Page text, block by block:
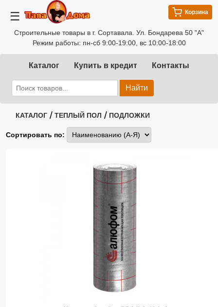
☰
Строительные товары в г. Сортавала. Ул. Бондарева 50 "А"
Режим работы: пн-сб 9:00-19:00, вс 10:00-18:00
Корзина
Каталог Купить в кредит Контакты
Найти
КАТАЛОГ / ТЕПЛЫЙ ПОЛ / ПОДЛОЖКИ
Сортировать по: